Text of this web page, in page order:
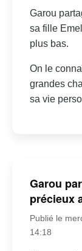
Garou
sa fille
plus bas.
On le
grandes
sa vie
Garou
précieux
Publié le
14:18